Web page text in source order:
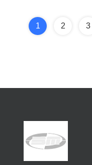
1 2 3